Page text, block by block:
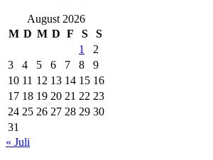
August 2026
M D M D F S
S
1
2
3
4 5 6 7 8
9
10 11 12 13 14 15 16
17 18 19 20 21 22 23
24 25 26 27 28 29 30
31
« Juli